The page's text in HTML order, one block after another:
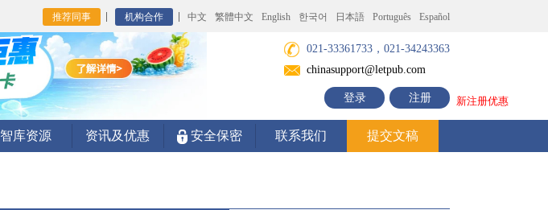
推荐同事 机构合作 中文 繁體中文 English 한국어 日本語 Português Español
021-33361733，021-34243363
chinasupport@letpub.com
登录 注册 新注册优惠
智库资源 资讯及优惠 安全保密 联系我们 提交文稿